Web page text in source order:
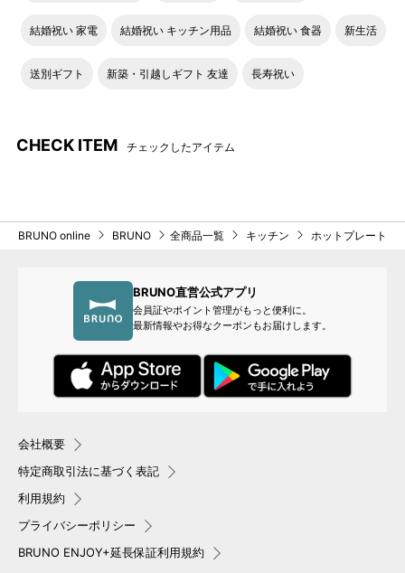
結婚祝い 家電 結婚祝い キッチン用品 結婚祝い 食器 新生活
送別ギフト 新築・引越しギフト 友達 長寿祝い
CHECK ITEM チェックしたアイテム
BRUNO online BRUNO 全商品一覧 キッチン ホットプレート
BRUNO直営公式アプリ
会員証やポイント管理がもっと便利に。
最新情報やお得なクーポンもお届けします。
会社概要
特定商取引法に基づく表記
利用規約
プライバシーポリシー
BRUNO ENJOY+延長保証利用規約